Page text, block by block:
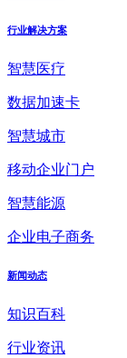
行业解决方案
智慧医疗
数据加速卡
智慧城市
移动企业门户
智慧能源
企业电子商务
新闻动态
知识百科
行业资讯